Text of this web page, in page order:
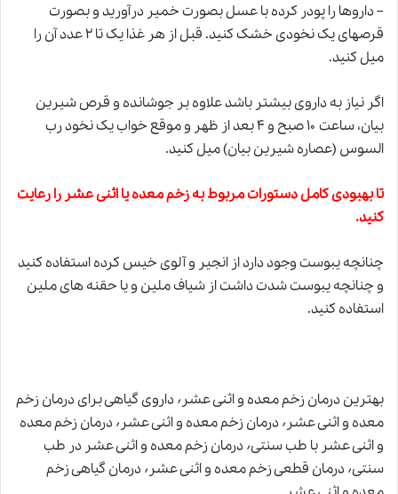
– داروها را پودر کرده با عسل بصورت خمیر درآورید و بصورت
قرص‏هاى یک نخودى خشک کنید. قبل از هر غذا یک تا ۲ عدد آن را
میل کنید.
اگر نیاز به داروى بیشتر باشد علاوه بر جوشانده و قرص شیرین
بیان، ساعت ۱۰ صبح و ۴ بعد از ظهر و موقع خواب یک نخود رب
السوس (عصاره شیرین بیان) میل کنید.
تا بهبودى کامل دستورات مربوط به زخم معده یا اثنى عشر را رعایت
کنید.
چنانچه یبوست وجود دارد از انجیر و آلوى خیس کرده استفاده کنید
و چنانچه یبوست شدت داشت از شیاف ملین و یا حقنه‏ هاى ملین
استفاده کنید.
بهترین درمان زخم معده و اثنی عشر٬ داروی گیاهی برای درمان زخم
معده و اثنی عشر٬ درمان زخم معده و اثنی عشر٬ درمان زخم معده
و اثنی عشر با طب سنتی٬ درمان زخم معده و اثنی عشر در طب
سنتی٬ درمان قطعی زخم معده و اثنی عشر٬ درمان گیاهی زخم